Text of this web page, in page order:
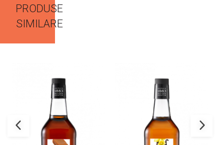
PRODUSE
SIMILARE